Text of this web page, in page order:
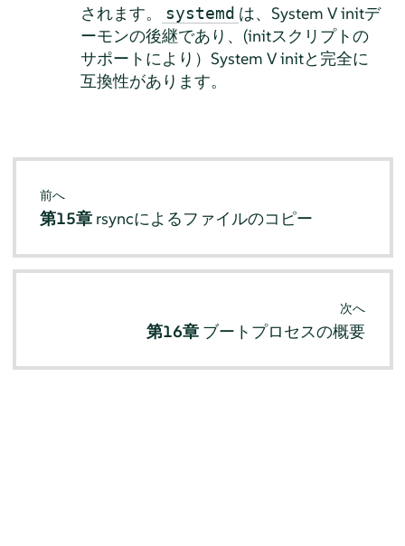
されます。
systemd は、System V initデ
ーモンの後継であり、(initスクリプトの
サポートにより）System V initと完全に
互換性があります。
前へ
第15章 rsyncによるファイルのコピー
次へ
第16章 ブートプロセスの概要